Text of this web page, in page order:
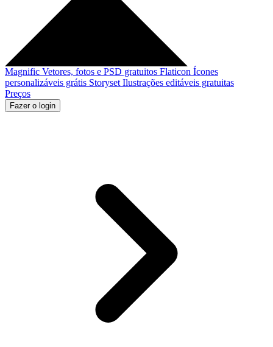
Magnific Vetores, fotos e PSD gratuitos Flaticon Ícones
personalizáveis grátis Storyset Ilustrações editáveis gratuitas
Preços
Fazer o login